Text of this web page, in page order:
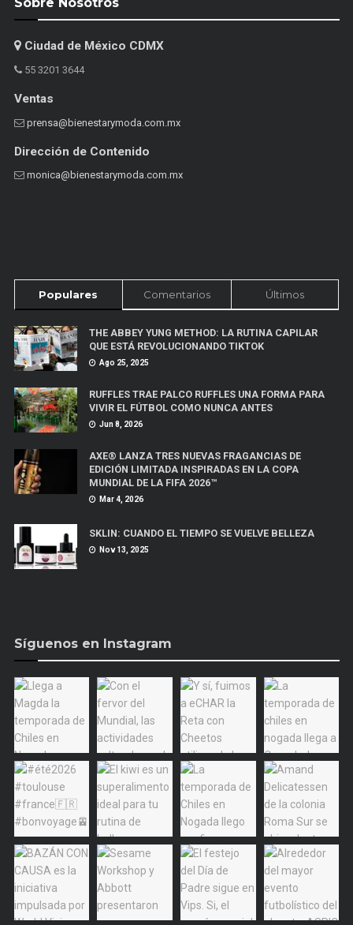
Ciudad de México CDMX
55 3201 3644
Ventas
prensa@bienestarymoda.com.mx
Dirección de Contenido
monica@bienestarymoda.com.mx
Populares Comentarios Últimos
THE ABBEY YUNG METHOD: LA RUTINA CAPILAR
QUE ESTÁ REVOLUCIONANDO TIKTOK
Ago 25, 2025
RUFFLES TRAE PALCO RUFFLES UNA FORMA PARA
VIVIR EL FÚTBOL COMO NUNCA ANTES
Jun 8, 2026
AXE® LANZA TRES NUEVAS FRAGANCIAS DE
EDICIÓN LIMITADA INSPIRADAS EN LA COPA
MUNDIAL DE LA FIFA 2026™
Mar 4, 2026
SKLIN: CUANDO EL TIEMPO SE VUELVE BELLEZA
Nov 13, 2025
Síguenos en Instagram